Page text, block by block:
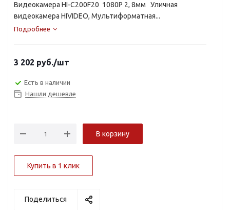
Видеокамера HI-C200F20 1080P 2, 8мм Уличная
видеокамера HIVIDEO, Мультиформатная...
Подробнее
3 202 руб./шт
Есть в наличии
Нашли дешевле
В корзину
Купить в 1 клик
Поделиться